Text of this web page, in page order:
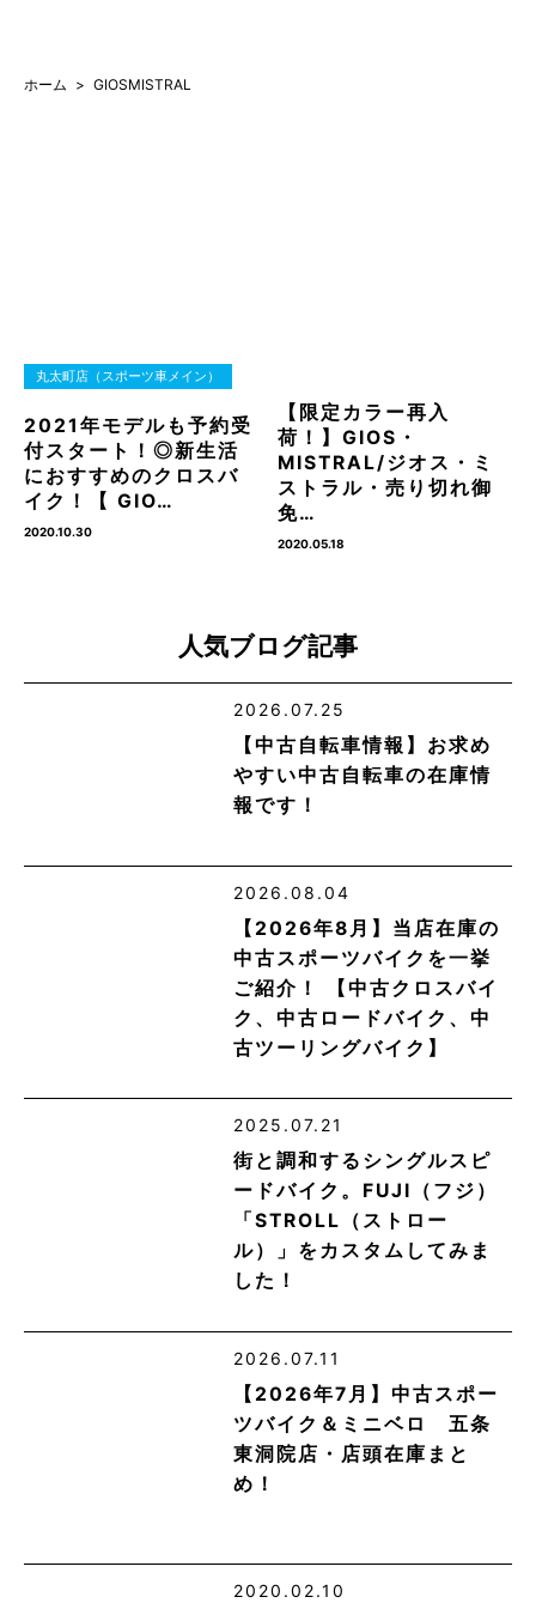
ホーム GIOSMISTRAL
丸太町店（スポーツ車メイン）
2021年モデルも予約受
付スタート！◎新生活
におすすめのクロスバ
イク！【 GIO…
2020.10.30
【限定カラー再入
荷！】GIOS・
MISTRAL/ジオス・ミ
ストラル・売り切れ御
免…
2020.05.18
人気ブログ記事
2026.07.25
【中古自転車情報】お求め
やすい中古自転車の在庫情
報です！
2026.08.04
【2026年8月】当店在庫の
中古スポーツバイクを一挙
ご紹介！ 【中古クロスバイ
ク、中古ロードバイク、中
古ツーリングバイク】
2025.07.21
街と調和するシングルスピ
ードバイク。FUJI（フジ）
「STROLL（ストロー
ル）」をカスタムしてみま
した！
2026.07.11
【2026年7月】中古スポー
ツバイク＆ミニベロ 五条
東洞院店・店頭在庫まと
め！
2020.02.10